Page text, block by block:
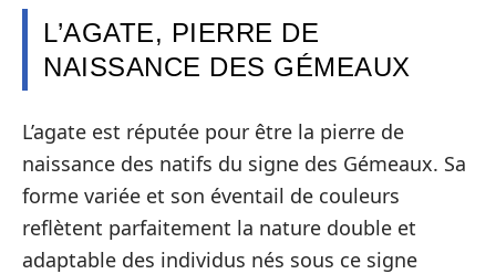
L’AGATE, PIERRE DE
NAISSANCE DES GÉMEAUX
L’agate est réputée pour être la pierre de
naissance des natifs du signe des Gémeaux. Sa
forme variée et son éventail de couleurs
reflètent parfaitement la nature double et
adaptable des individus nés sous ce signe